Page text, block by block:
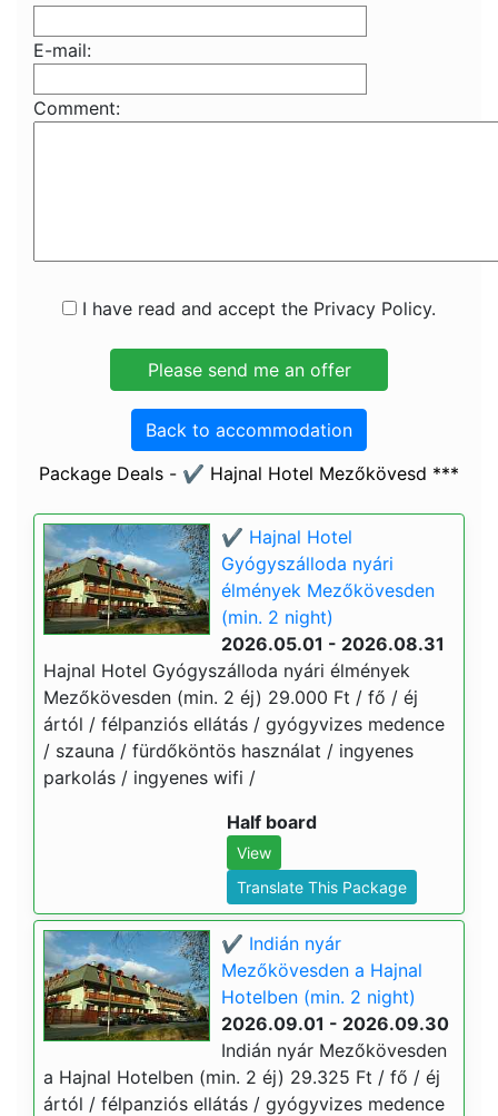
E-mail:
Comment:
I have read and accept the Privacy Policy.
Back to accommodation
Package Deals - ✔️ Hajnal Hotel Mezőkövesd ***
✔️ Hajnal Hotel
Gyógyszálloda nyári
élmények Mezőkövesden
(min. 2 night)
2026.05.01 - 2026.08.31
Hajnal Hotel Gyógyszálloda nyári élmények
Mezőkövesden (min. 2 éj) 29.000 Ft / fő / éj
ártól / félpanziós ellátás / gyógyvizes medence
/ szauna / fürdőköntös használat / ingyenes
parkolás / ingyenes wifi /
Half board
View
Translate This Package
✔️ Indián nyár
Mezőkövesden a Hajnal
Hotelben (min. 2 night)
2026.09.01 - 2026.09.30
Indián nyár Mezőkövesden
a Hajnal Hotelben (min. 2 éj) 29.325 Ft / fő / éj
ártól / félpanziós ellátás / gyógyvizes medence